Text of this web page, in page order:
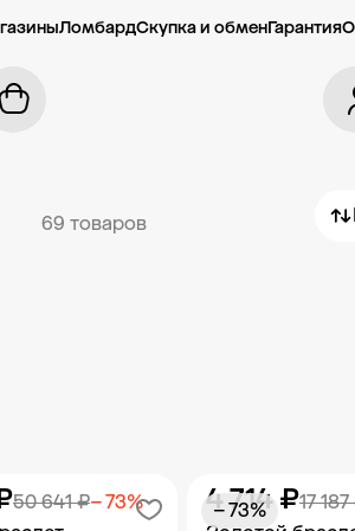
ЛомбардСкупка и обменГарантия
69 товаров
50 641 ₽− 73% 17
4 714 ₽
− 73%